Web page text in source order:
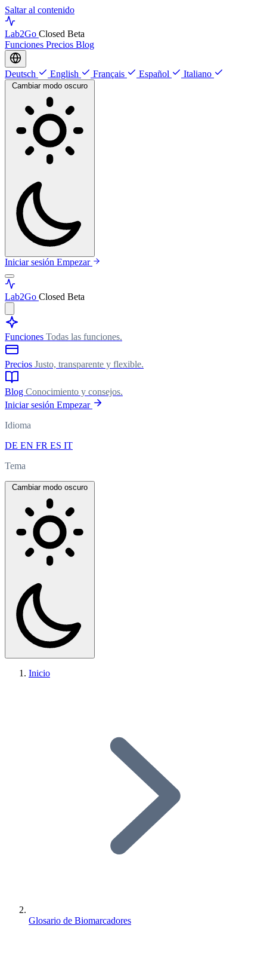
Saltar al contenido
Lab2Go Closed Beta
Funciones Precios Blog
Deutsch English Français Español Italiano
Cambiar modo oscuro
Iniciar sesión Empezar
Lab2Go Closed Beta
Funciones Todas las funciones.
Precios Justo, transparente y flexible.
Blog Conocimiento y consejos.
Iniciar sesión Empezar
Idioma
DE EN FR ES IT
Tema
Cambiar modo oscuro
Inicio
Glosario de Biomarcadores